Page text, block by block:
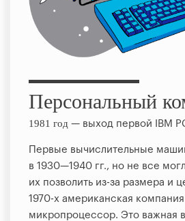
Персональный
1981 год — выход первой IBM
Первые вычислительные
в 1930—1940 гг., но не все
их позволить из-за размера и
1970-х американская
микропроцессор. Это важная